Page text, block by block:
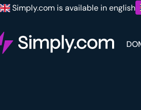
Simply.com is available in english